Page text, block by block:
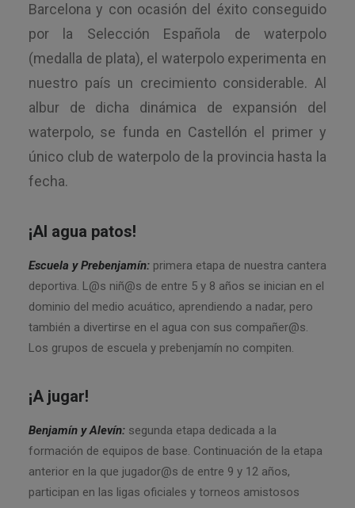
Barcelona y con ocasión del éxito conseguido
por la Selección Española de waterpolo
(medalla de plata), el waterpolo experimenta en
nuestro país un crecimiento considerable. Al
albur de dicha dinámica de expansión del
waterpolo, se funda en Castellón el primer y
único club de waterpolo de la provincia hasta la
fecha.
¡Al agua patos!
Escuela y Prebenjamín: primera etapa de nuestra cantera
deportiva. L@s niñ@s de entre 5 y 8 años se inician en el
dominio del medio acuático, aprendiendo a nadar, pero
también a divertirse en el agua con sus compañer@s.
Los grupos de escuela y prebenjamín no compiten.
¡A jugar!
Benjamín y Alevín: segunda etapa dedicada a la
formación de equipos de base. Continuación de la etapa
anterior en la que jugador@s de entre 9 y 12 años,
participan en las ligas oficiales y torneos amistosos